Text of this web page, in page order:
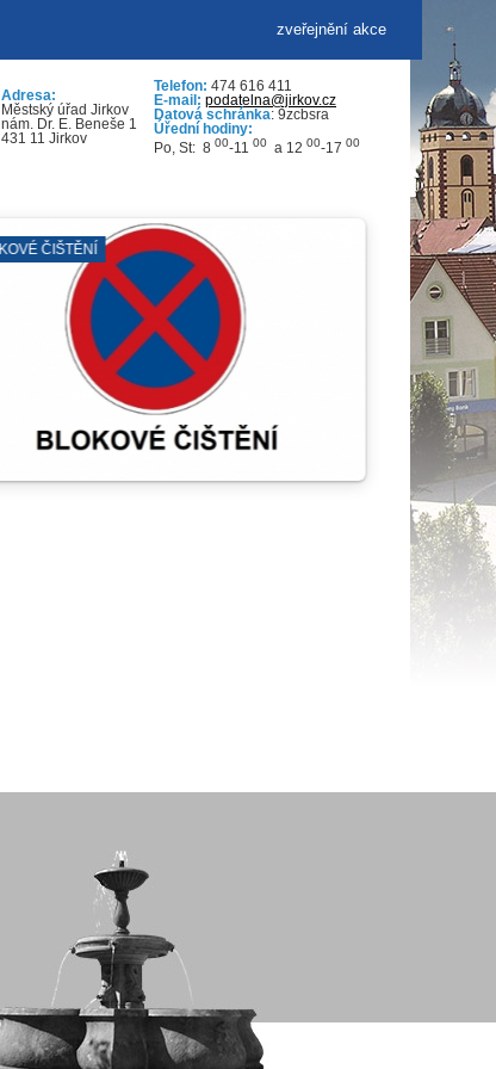
zveřejnění akce
Adresa:
Městský úřad Jirkov
nám. Dr. E. Beneše 1
431 11 Jirkov
Telefon: 474 616 411
E-mail: podatelna@jirkov.cz
Datová schránka: 9zcbsra
Úřední hodiny:
Po, St: 8 00-11 00 a 12 00-17 00
ZÁBORY